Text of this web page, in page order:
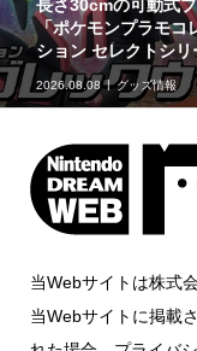
長さ30cmの可動式
「ポケモンプラモコ
ション セレクトシリ
2026.08.08 グッズ情報
当Webサイトは株式
当Webサイトに掲載